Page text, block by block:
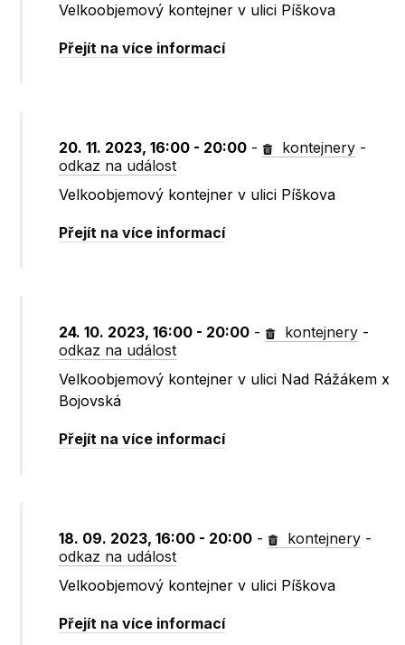
Velkoobjemový kontejner v ulici Píškova
Přejít na více informací
20. 11. 2023, 16:00 - 20:00 - kontejnery -
odkaz na událost
Velkoobjemový kontejner v ulici Píškova
Přejít na více informací
24. 10. 2023, 16:00 - 20:00 - kontejnery -
odkaz na událost
Velkoobjemový kontejner v ulici Nad Rážákem x
Bojovská
Přejít na více informací
18. 09. 2023, 16:00 - 20:00 - kontejnery -
odkaz na událost
Velkoobjemový kontejner v ulici Píškova
Přejít na více informací